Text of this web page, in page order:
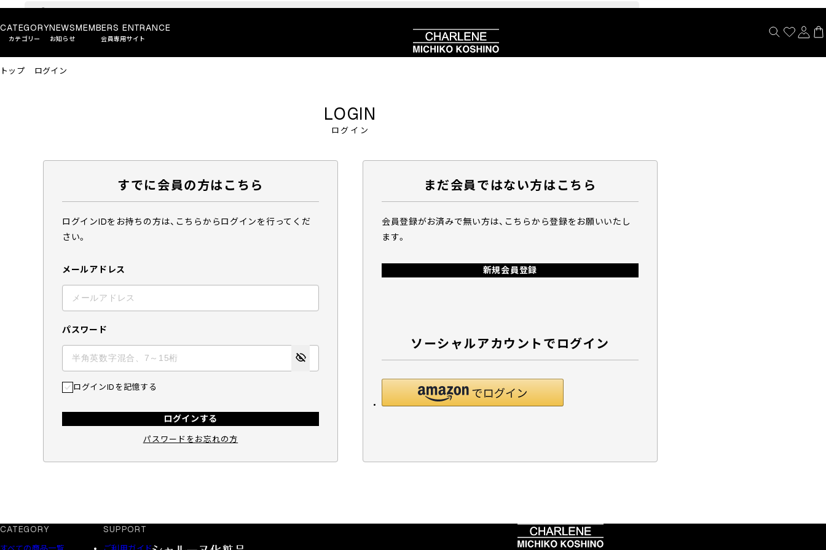
CATEGORY
カテゴリー
NEWS
お知らせ
MEMBERS ENTRANCE
会員専用サイト
トップ ログイン
ログイン
LOGIN
すでに会員の方はこちら
ログインIDをお持ちの方は、こちらからログインを行ってくだ
さい。
メールアドレス
パスワード
ログインIDを記憶する
ログインする
パスワードをお忘れの方
まだ会員ではない方はこちら
会員登録がお済みで無い方は、こちらから登録をお願いいたし
ます。
新規会員登録
ソーシャルアカウントでログイン
CATEGORY SUPPORT